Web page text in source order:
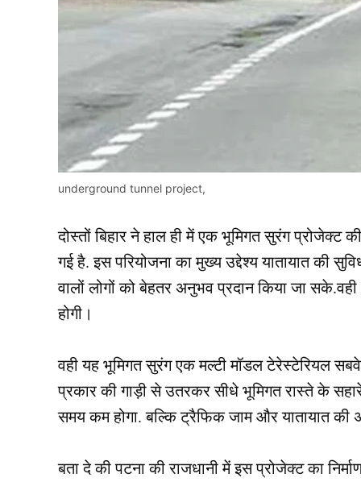
underground tunnel project,
दोस्तों बिहार ने हाल ही में एक भूमिगत सुरंग
गई है. इस परियोजना का मुख्य उद्देश्य यातायात की
वालों लोगों को बेहतर अनुभव प्रदान किया जा
होगी।
वही यह भूमिगत सुरंग एक मल्टी मॉडल टेरेस्टेरियल
प्रकार की गाड़ी से उतरकर सीधे भूमिगत रास्ते के
समय कम होगा. बल्कि ट्रैफिक जाम और यातायात की
बता दे की पटना की राजधानी में इस प्रोजेक्ट का